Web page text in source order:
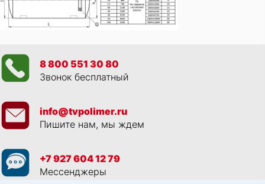
8 800 551 30 80
Звонок бесплатный
info@tvpolimer.ru
Пишите нам, мы ждем
+7 927 604 12 79
Мессенджеры